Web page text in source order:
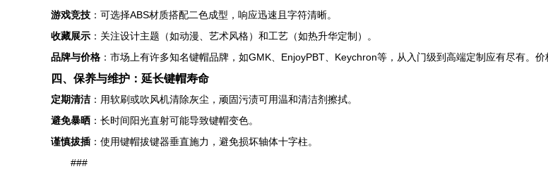
游戏竞技 ：可选择ABS材质搭配二色成型，响应迅速且字符清晰。
收藏展示 ：关注设计主题（如动漫、艺术风格）和工艺（如热升华定制）。
品牌与价格 ：市场上有许多知名键帽品牌，如GMK、EnjoyPBT、Keychron等，从入门级到高端定制应有尽有。
四、保养与维护：延长键帽寿命
定期清洁 ：用软刷或吹风机清除灰尘，顽固污渍可用温和清洁剂擦拭。
避免暴晒 ：长时间阳光直射可能导致键帽变色。
谨慎拔插 ：使用键帽拔键器垂直施力，避免损坏轴体十字柱。
###